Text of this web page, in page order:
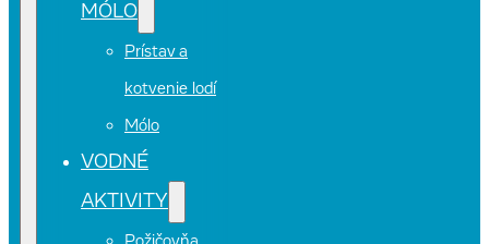
MÓLO
Prístav a
kotvenie lodí
Mólo
VODNÉ
AKTIVITY